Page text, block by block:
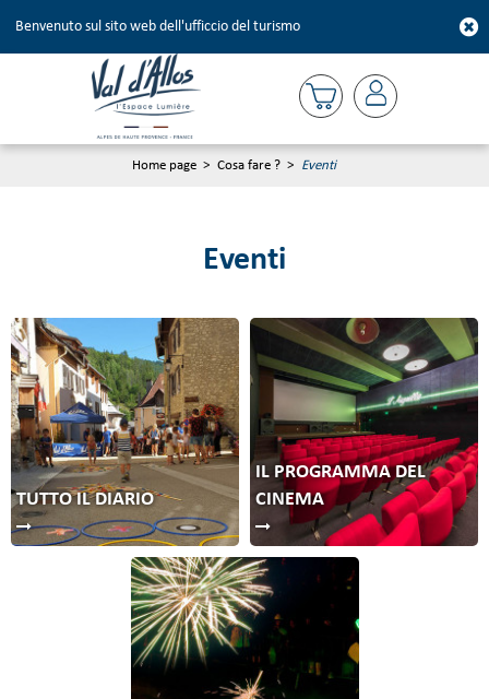
Benvenuto sul sito web dell'ufficcio del turismo
Home page > Cosa fare ? > Eventi
Eventi
TUTTO IL DIARIO
IL PROGRAMMA DEL
CINEMA